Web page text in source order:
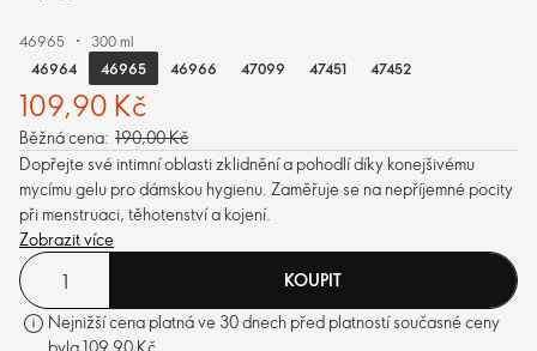
46965
300 ml
46964
46965 46966 47099 47451 47452
109,90 Kč
Běžná cena: 190,00 Kč
Dopřejte své intimní oblasti zklidnění a pohodlí díky konejšivému
mycímu gelu pro dámskou hygienu. Zaměřuje se na nepříjemné pocity
při menstruaci, těhotenství a kojení.
Zobrazit více
KOUPIT
Nejnižší cena platná ve 30 dnech před platností současné ceny